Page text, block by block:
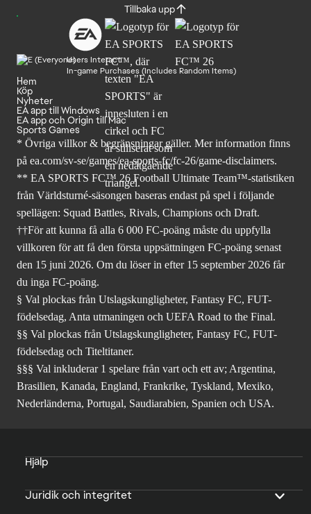
Tillbaka upp
Users Interact
In-game Purchases (Includes Random Items)
Hem
Köp
Nyheter
EA app till Windows
EA app och Origin till Mac
Sports Games
* Övriga villkor & begränsningar gäller. Merinformation finns
på ea.com/sv-se/games/ea-sports-fc/fc-26/game-disclaimers.
** EA SPORTS FC™ 26 Football Ultimate Team™-statistiken
från Världsturné-säsongen baseras endast på spel i följande
spellägen: Squad Battles, Rivals, Champions och Draft.
††För att kunna få alla 6 000 FC-poäng måste du uppfylla
villkoren för att få den första uppsättningen FC-poäng senast
den 15 juni 2026. Om du löser in efter 15 september 2026 får
du inga FC-poäng.
§ Val plockas från Utslagskungligheter, Fantasy FC, FUT-
födelsedag, Anta utmaningen och UEFA Road to the Final.
§§ Val plockas från Utslagskungligheter, Fantasy FC, FUT-
födelsedag och Titeltitaner.
§§§ Val inkluderar 1 spelare från vart och ett av; Argentina,
Brasilien, Kanada, England, Frankrike, Tyskland, Mexiko,
Nederländerna, Portugal, Saudiarabien, Spanien och USA.
Hjälp
Juridik och integritet